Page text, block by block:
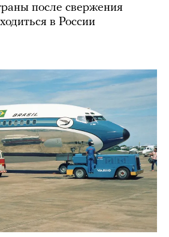
после свержения
в России